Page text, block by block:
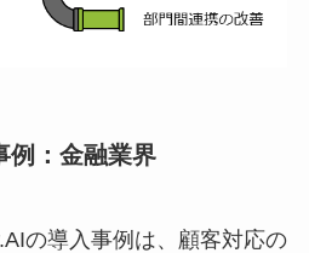
例：金融業界
の導入事例は、顧客対応の